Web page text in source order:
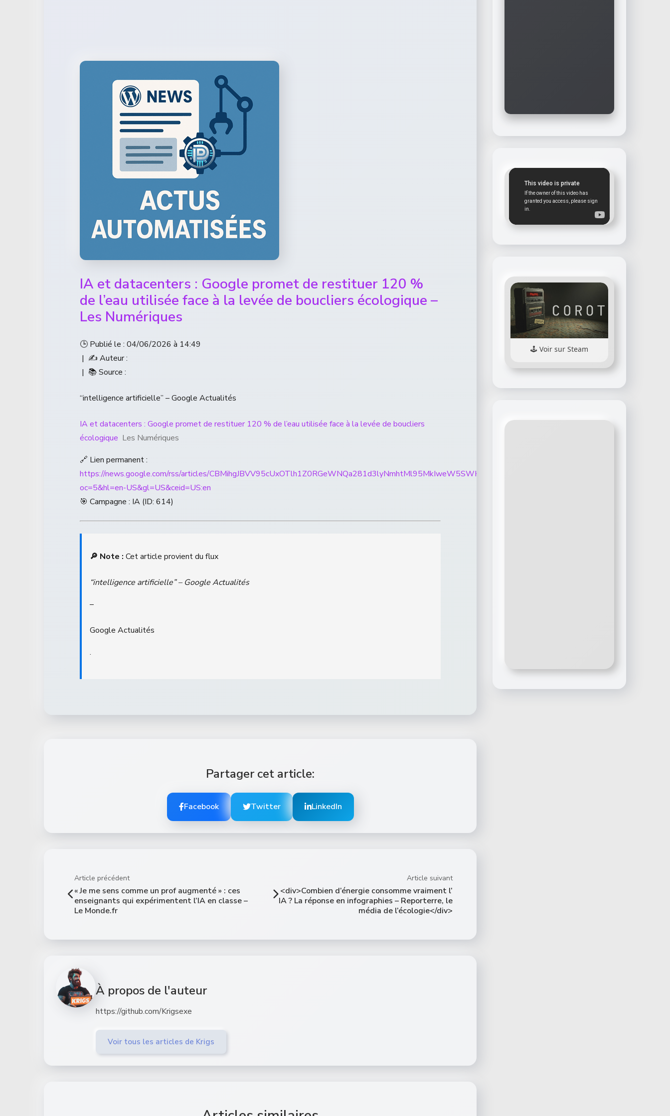
IA et datacenters : Google promet de restituer 120 %
de l’eau utilisée face à la levée de boucliers écologique –
Les Numériques
🕒 Publié le : 04/06/2026 à 14:49
| ✍️ Auteur :
| 📚 Source :
“intelligence artificielle” – Google Actualités
IA et datacenters : Google promet de restituer 120 % de l’eau utilisée face à la levée de boucliers
écologique Les Numériques
🔗 Lien permanent :
https://news.google.com/rss/articles/
oc=5&hl=en-US&gl=US&ceid=US:en
🎯 Campagne : IA (ID: 614)
🔎 Note : Cet article provient du flux
“intelligence artificielle” – Google Actualités
–
Google Actualités
.
Partager cet article:
Facebook Twitter LinkedIn
Article précédent
« Je me sens comme un prof augmenté » : ces
enseignants qui expérimentent l’IA en classe –
Le Monde.fr
Article suivant
<div>Combien d’énergie consomme vraiment l’
IA ? La réponse en infographies – Reporterre, le
média de l’écologie</div>
À propos de l'auteur
https://github.com/Krigsexe
Voir tous les articles de Krigs
Voir sur Steam